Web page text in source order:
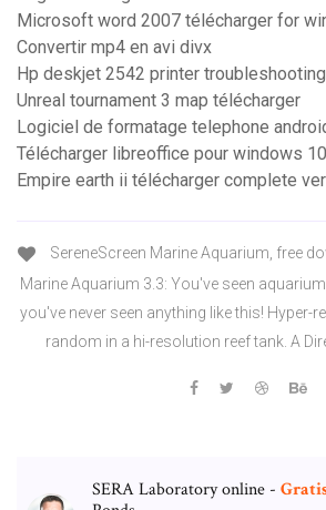
Microsoft word 2007 télécharger for
Convertir mp4 en avi divx
Hp deskjet 2542 printer troubleshooting
Unreal tournament 3 map télécharger
Logiciel de formatage telephone
Télécharger libreoffice pour windows 10
Empire earth ii télécharger complete
SereneScreen Marine Aquarium, free
Marine Aquarium 3.3: You've seen
you've never seen anything like this! Hyper-
random in a hi-resolution reef tank. A
SERA Laboratory online -